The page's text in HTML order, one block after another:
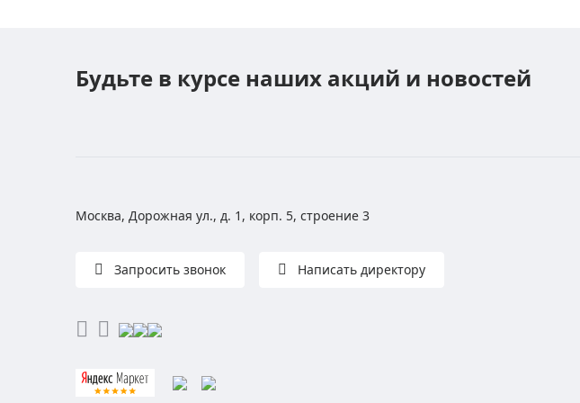
Будьте в курсе наших акций и новостей
Москва, Дорожная ул., д. 1, корп. 5, строение 3
Запросить звонок Написать директору